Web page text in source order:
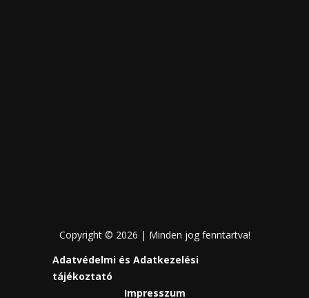
Copyright © 2026 | Minden jog fenntartva!
Adatvédelmi és Adatkezelési
tájékoztató
Impresszum